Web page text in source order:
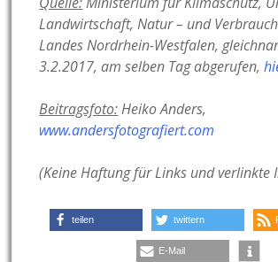
Landwirtschaft, Natur – und
Landes Nordrhein-Westfalen,
3.2.2017, am selben Tag abgerufen,
Beitragsfoto:Heiko Anders,
www.andersfotografiert.com
(Keine Haftung für Links und verlinkte
teilen twittern
E-Mail